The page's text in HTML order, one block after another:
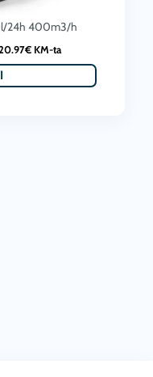
24h 400m3/h
€KM-ta